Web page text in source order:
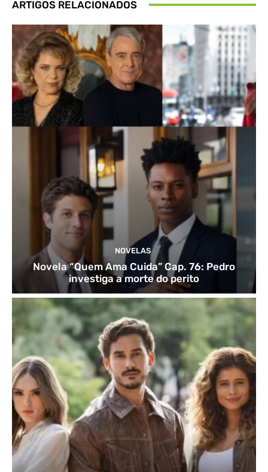
ARTIGOS RELACIONADOS
NOVELAS
Novela “Quem Ama Cuida” Cap. 76: Pedro
investiga a morte do perito